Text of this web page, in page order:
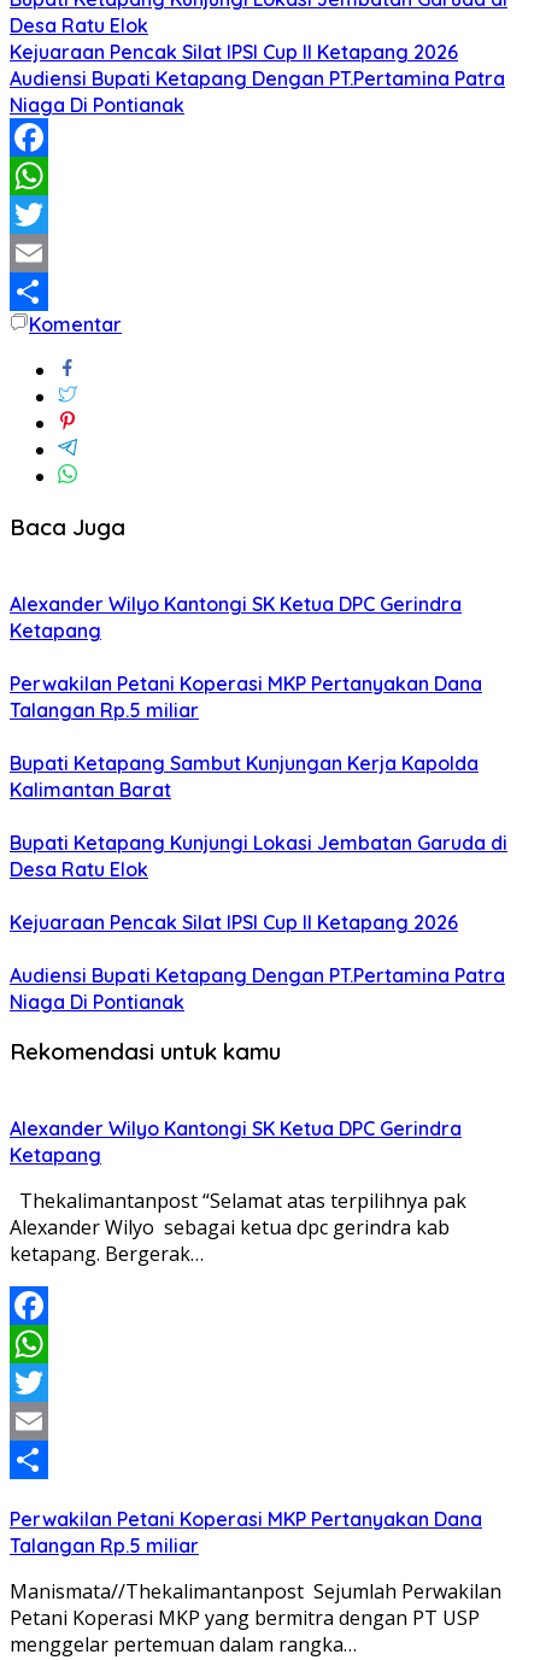
Desa Ratu Elok
Kejuaraan Pencak Silat IPSI Cup II Ketapang 2026
Audiensi Bupati Ketapang Dengan PT.Pertamina Patra
Niaga Di Pontianak
Facebook
WhatsApp
Twitter
Email
Share
Komentar
Baca Juga
Alexander Wilyo Kantongi SK Ketua DPC Gerindra
Ketapang
Perwakilan Petani Koperasi MKP Pertanyakan Dana
Talangan Rp.5 miliar
Bupati Ketapang Sambut Kunjungan Kerja Kapolda
Kalimantan Barat
Bupati Ketapang Kunjungi Lokasi Jembatan Garuda di
Desa Ratu Elok
Kejuaraan Pencak Silat IPSI Cup II Ketapang 2026
Audiensi Bupati Ketapang Dengan PT.Pertamina Patra
Niaga Di Pontianak
Rekomendasi untuk kamu
Alexander Wilyo Kantongi SK Ketua DPC Gerindra
Ketapang
Thekalimantanpost “Selamat atas terpilihnya pak
Alexander Wilyo sebagai ketua dpc gerindra kab
ketapang. Bergerak…
Facebook
WhatsApp
Twitter
Email
Perwakilan Petani Koperasi MKP Pertanyakan Dana
Talangan Rp.5 miliar
Manismata//Thekalimantanpost Sejumlah Perwakilan
Petani Koperasi MKP yang bermitra dengan PT USP
menggelar pertemuan dalam rangka…